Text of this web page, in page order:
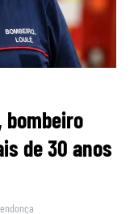
bombeiro
de 30 anos